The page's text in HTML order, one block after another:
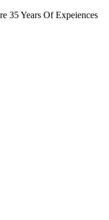
35 Years Of Expeiences